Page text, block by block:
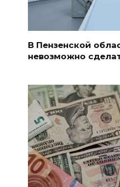
В Пензенской
невозможно